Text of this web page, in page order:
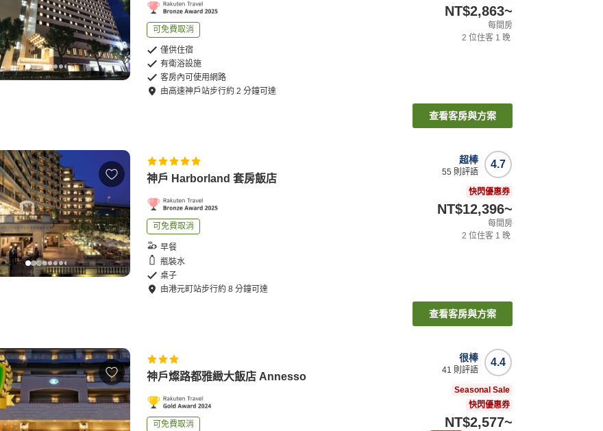
可免費取消
僅供住宿
有衛浴設施
客房內可使用網路
由高速神戶站步行約2 分鐘可達
NT$2,863~
每間房
2 位住客 1 晚
查看客房與方案
神戶 Harborland 套房飯店
可免費取消
早餐
瓶裝水
桌子
由港元町站步行約8 分鐘可達
4.7
超棒
55 則評語
快閃優惠券
NT$12,396~
每間房
2 位住客 1 晚
查看客房與方案
神戶燦路都雅緻大飯店 Annesso
可免費取消
4.4
很棒
41 則評語
Seasonal Sale
快閃優惠券
NT$2,577~